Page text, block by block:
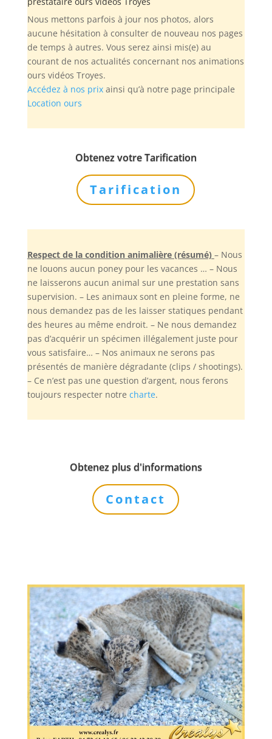
Nous mettons parfois à jour nos photos, alors
aucune hésitation à consulter de nouveau nos pages
de temps à autres. Vous serez ainsi mis(e) au
courant de nos actualités concernant nos animations
ours vidéos Troyes.
Accédez à nos prixainsi qu’à notre page principale
Location ours
Obtenez votre Tarification
Tarification
Respect de la condition animalière (résumé) – Nous
ne louons aucun poney pour les vacances … – Nous
ne laisserons aucun animal sur une prestation sans
supervision. – Les animaux sont en pleine forme, ne
nous demandez pas de les laisser statiques pendant
des heures au même endroit. – Ne nous demandez
pas d’acquérir un spécimen illégalement juste pour
vous satisfaire… – Nos animaux ne serons pas
présentés de manière dégradante (clips / shootings).
– Ce n’est pas une question d’argent, nous ferons
toujours respecter notre charte.
Obtenez plus d'informations
Contact